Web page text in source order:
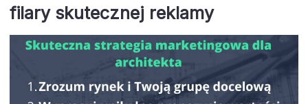
filary skutecznej reklamy